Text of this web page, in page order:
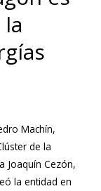
Machín,
de la
Joaquín Cezón,
la entidad en